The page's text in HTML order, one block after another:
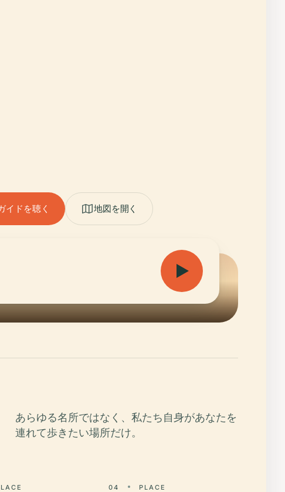
イドを聴く 地図を開く
あらゆる名所ではなく、私たち自身があなたを
連れて歩きたい場所だけ。
04 PLACE